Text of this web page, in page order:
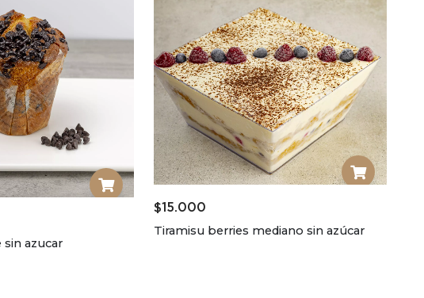
azucar
$15.000
Tiramisu berries mediano sin azúcar